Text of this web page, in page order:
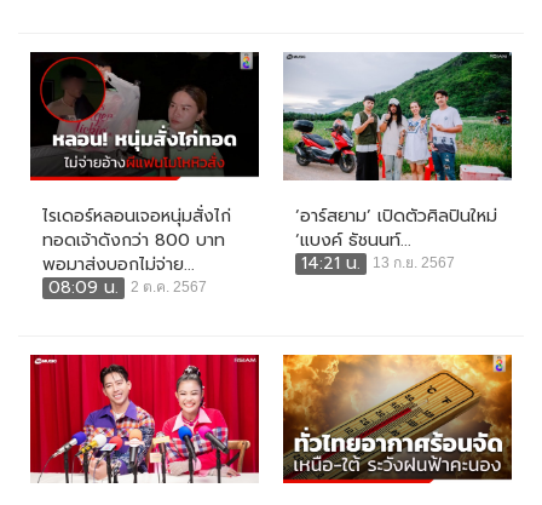
ไรเดอร์หลอนเจอหนุ่มสั่งไก่
ทอดเจ้าดังกว่า 800 บาท
พอมาส่งบอกไม่จ่าย...
08:09 น.
2 ต.ค. 2567
‘อาร์สยาม’ เปิดตัวศิลปินใหม่
‘แบงค์ ธัชนนท์...
14:21 น.
13 ก.ย. 2567